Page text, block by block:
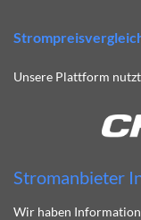
Unsere Plattform
Stromanbieter
Wir haben